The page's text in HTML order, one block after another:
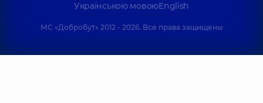
Українською мовоюEnglish
МС «Добробут» 2012 - 2026. Все права защищены